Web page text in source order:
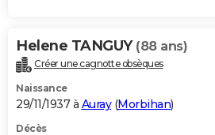
Helene TANGUY (88 ans)
Créer une cagnotte obsèques
Naissance
29/11/1937 à Auray(Morbihan)
Décès